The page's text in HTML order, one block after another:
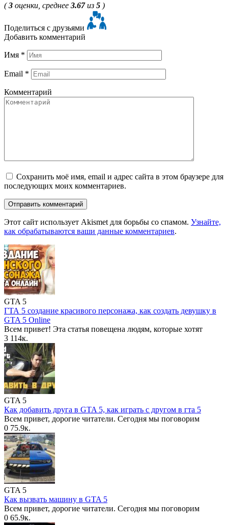
(3 оценки, среднее 3.67из 5 )
Поделиться с друзьями
Добавить комментарий
Имя *
Email *
Комментарий
Сохранить моё имя, email и адрес сайта в этом браузере для
последующих моих комментариев.
Этот сайт использует Akismet для борьбы со спамом. Узнайте,
как обрабатываются ваши данные комментариев.
GTA 5
ГТА 5 создание красивого персонажа, как создать девушку в
GTA 5 Online
Всем привет! Эта статья повещена людям, которые хотят
3 114к.
GTA 5
Как добавить друга в GTA 5, как играть с другом в гта 5
Всем привет, дорогие читатели. Сегодня мы поговорим
0 75.9к.
GTA 5
Как вызвать машину в GTA 5
Всем привет, дорогие читатели. Сегодня мы поговорим
0 65.9к.